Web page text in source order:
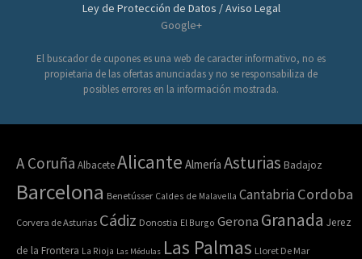
Ley de Protección de Datos / Aviso Legal
Google+
El buscador de cupones es una web de caracter informativo, no es
propietaria de las ofertas anunciadas y no se responsabiliza de
posibles errores en la información mostrada.
A Coruña AlbaceteAlicante Almería Asturias Badajoz
Barcelona Benetússer Caldes de Malavella Cantabria Cordoba
Corvera de Asturias Cádiz Donostia El Burgo Gerona Granada Jerez
de la Frontera La Rioja Las Médulas Las Palmas Lloret De Mar